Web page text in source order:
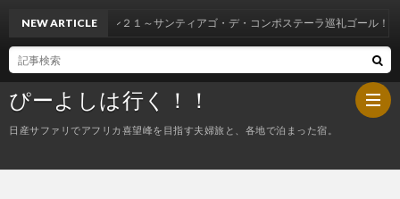
ぴーよしは行く！！
日産サファリでアフリカ喜望峰を目指す夫婦旅と、各地で泊まった宿。
NEW ARTICLE
スペイン２１～サンティアゴ・デ・コンポステーラ巡礼ゴール！